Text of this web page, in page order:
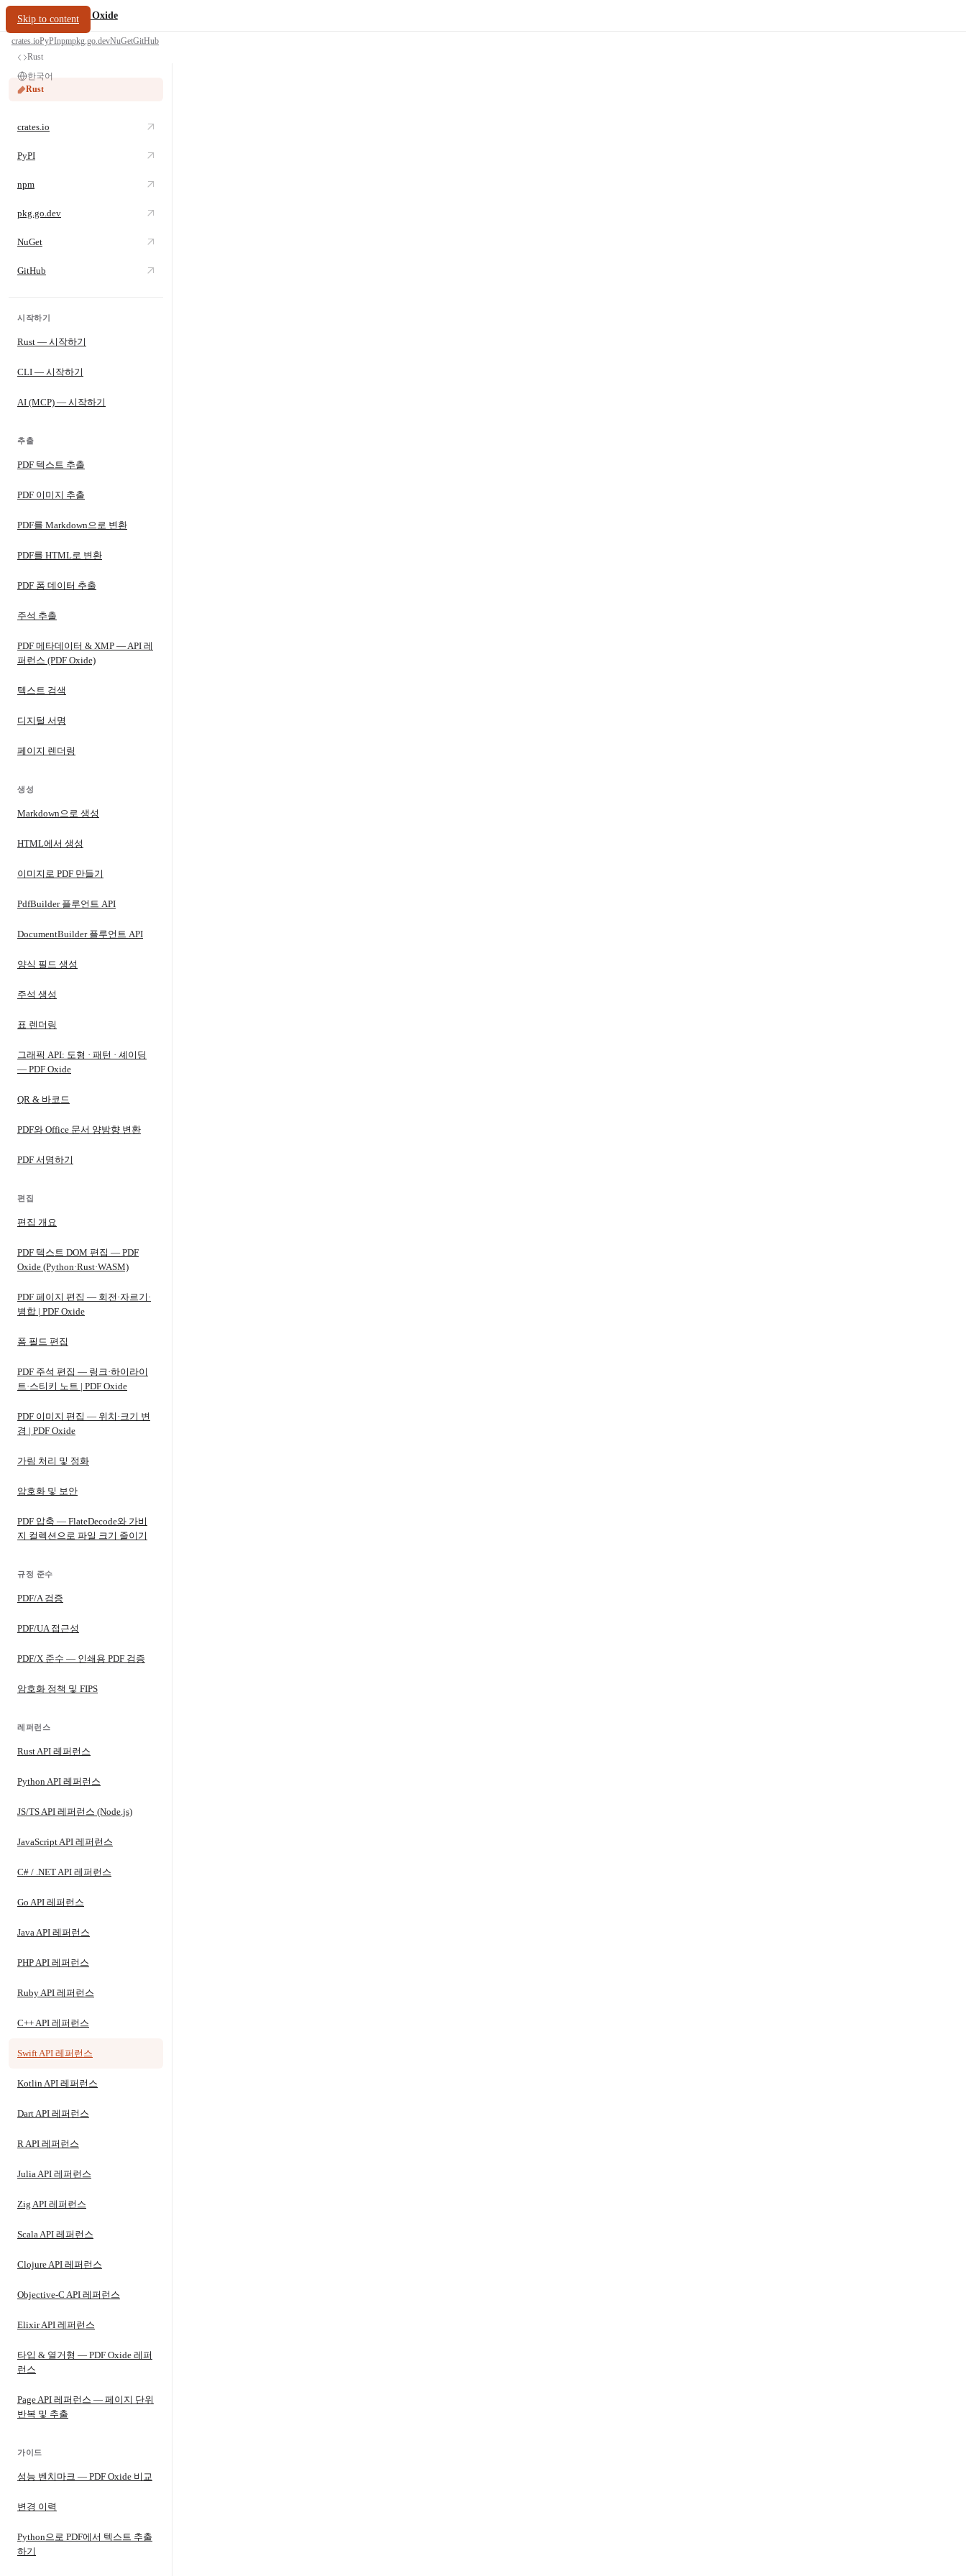
Skip to content
oxide.fyi/PDF Oxide
crates.ioPyPInpmpkg.go.devNuGetGitHub
Rust
한국어
Rust
crates.io
PyPI
npm
pkg.go.dev
NuGet
GitHub
시작하기
Rust — 시작하기
CLI — 시작하기
AI (MCP) — 시작하기
추출
PDF 텍스트 추출
PDF 이미지 추출
PDF를 Markdown으로 변환
PDF를 HTML로 변환
PDF 폼 데이터 추출
주석 추출
PDF 메타데이터 & XMP — API 레
퍼런스 (PDF Oxide)
텍스트 검색
디지털 서명
페이지 렌더링
생성
Markdown으로 생성
HTML에서 생성
이미지로 PDF 만들기
PdfBuilder 플루언트 API
DocumentBuilder 플루언트 API
양식 필드 생성
주석 생성
표 렌더링
그래픽 API: 도형 · 패턴 · 셰이딩
— PDF Oxide
QR & 바코드
PDF와 Office 문서 양방향 변환
PDF 서명하기
편집
편집 개요
PDF 텍스트 DOM 편집 — PDF
Oxide (Python·Rust·WASM)
PDF 페이지 편집 — 회전·자르기·
병합 | PDF Oxide
폼 필드 편집
PDF 주석 편집 — 링크·하이라이
트·스티키 노트 | PDF Oxide
PDF 이미지 편집 — 위치·크기 변
경 | PDF Oxide
가림 처리 및 정화
암호화 및 보안
PDF 압축 — FlateDecode와 가비
지 컬렉션으로 파일 크기 줄이기
규정 준수
PDF/A 검증
PDF/UA 접근성
PDF/X 준수 — 인쇄용 PDF 검증
암호화 정책 및 FIPS
레퍼런스
Rust API 레퍼런스
Python API 레퍼런스
JS/TS API 레퍼런스 (Node.js)
JavaScript API 레퍼런스
C# / .NET API 레퍼런스
Go API 레퍼런스
Java API 레퍼런스
PHP API 레퍼런스
Ruby API 레퍼런스
C++ API 레퍼런스
Swift API 레퍼런스
Kotlin API 레퍼런스
Dart API 레퍼런스
R API 레퍼런스
Julia API 레퍼런스
Zig API 레퍼런스
Scala API 레퍼런스
Clojure API 레퍼런스
Objective-C API 레퍼런스
Elixir API 레퍼런스
타입 & 열거형 — PDF Oxide 레퍼
런스
Page API 레퍼런스 — 페이지 단위
반복 및 추출
가이드
성능 벤치마크 — PDF Oxide 비교
변경 이력
Python으로 PDF에서 텍스트 추출
하기